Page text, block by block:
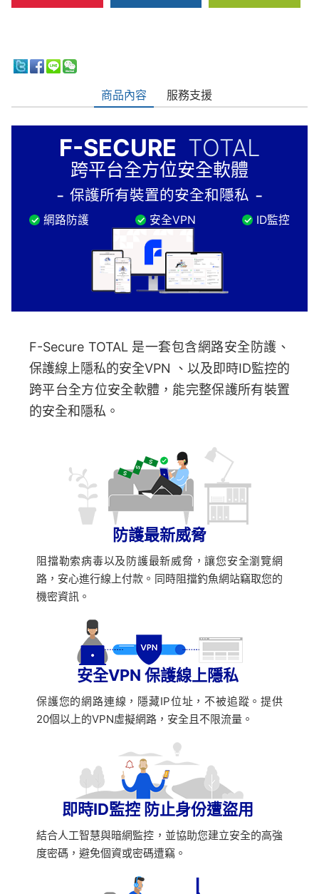
商品內容 服務支援
F-SECURE TOTAL
跨平台全方位安全軟體
保護所有裝置的安全和隱私
網路防護 安全VPN ID監控
F-Secure TOTAL 是一套包含網路安全防護、
保護線上隱私的安全VPN 、以及即時ID監控的
跨平台全方位安全軟體，能完整保護所有裝置
的安全和隱私。
防護最新威脅
阻擋勒索病毒以及防護最新威脅，讓您安全瀏覽網
路，安心進行線上付款。同時阻擋釣魚網站竊取您的
機密資訊。
安全VPN 保護線上隱私
保護您的網路連線，隱藏IP位址，不被追蹤。提供
20個以上的VPN虛擬網路，安全且不限流量。
即時ID監控 防止身份遭盜用
結合人工智慧與暗網監控，並協助您建立安全的高強
度密碼，避免個資或密碼遭竊。